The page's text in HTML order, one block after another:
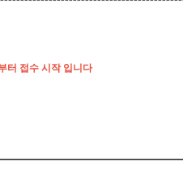
터 접수 시작 입니다